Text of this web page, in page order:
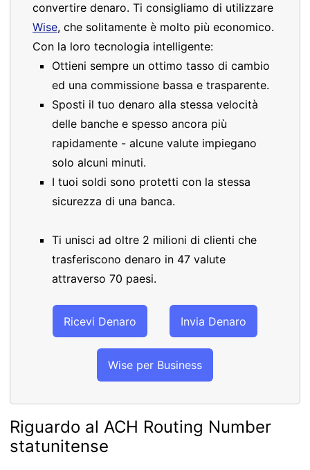
convertire denaro. Ti consigliamo di utilizzare
Wise, che solitamente è molto più economico.
Con la loro tecnologia intelligente:
Ottieni sempre un ottimo tasso di cambio
ed una commissione bassa e trasparente.
Sposti il tuo denaro alla stessa velocità
delle banche e spesso ancora più
rapidamente - alcune valute impiegano
solo alcuni minuti.
I tuoi soldi sono protetti con la stessa
sicurezza di una banca.
Ti unisci ad oltre 2 milioni di clienti che
trasferiscono denaro in 47 valute
attraverso 70 paesi.
Ricevi Denaro Invia Denaro
Wise per Business
Riguardo al ACH Routing Number
statunitense